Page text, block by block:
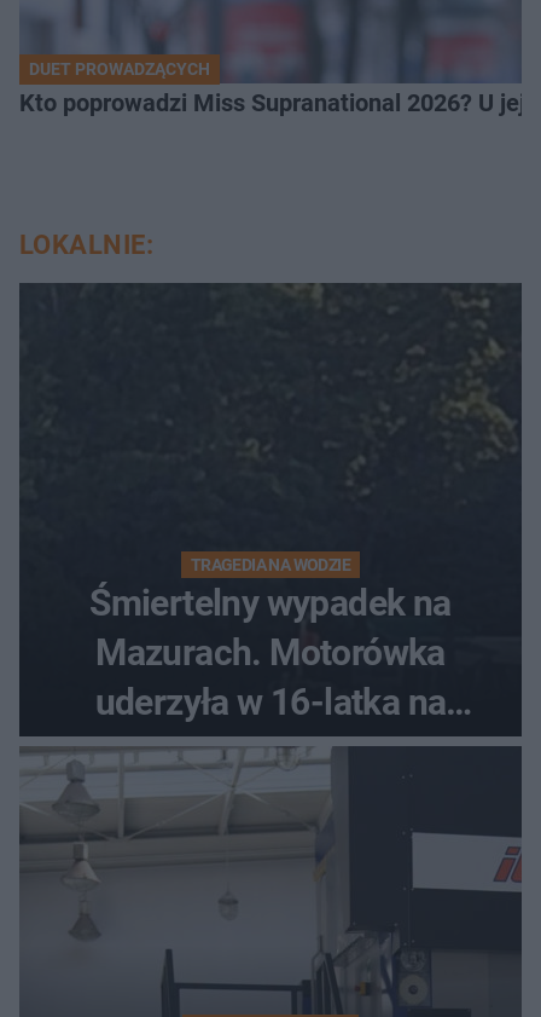
DUET PROWADZĄCYCH
Kto poprowadzi Miss Supranational 2026? U jej
LOKALNIE:
TRAGEDIA NA WODZIE
Śmiertelny wypadek na
Mazurach. Motorówka
uderzyła w 16-latka na
skuterze